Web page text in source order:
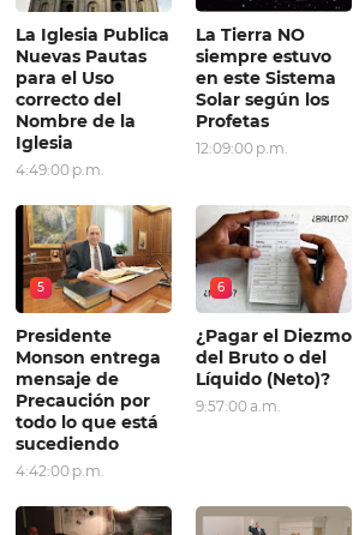
La Iglesia Publica
Nuevas Pautas
para el Uso
correcto del
Nombre de la
Iglesia
4:49:00 p.m.
La Tierra NO
siempre estuvo
en este Sistema
Solar según los
Profetas
12:09:00 p.m.
5
Presidente
Monson entrega
mensaje de
Precaución por
todo lo que está
sucediendo
4:42:00 p.m.
6
¿Pagar el Diezmo
del Bruto o del
Líquido (Neto)?
9:57:00 a.m.